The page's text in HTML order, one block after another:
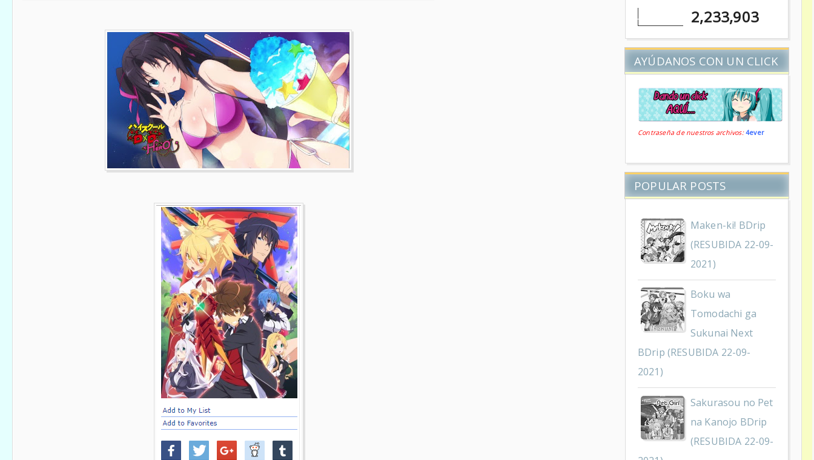
2,233,903
AYÚDANOS CON UN CLICK
Contraseña de nuestros archivos: 4ever
POPULAR POSTS
Maken-ki! BDrip
(RESUBIDA 22-09-
2021)
Boku wa
Tomodachi ga
Sukunai Next
BDrip (RESUBIDA 22-09-
2021)
Sakurasou no Pet
na Kanojo BDrip
(RESUBIDA 22-09-